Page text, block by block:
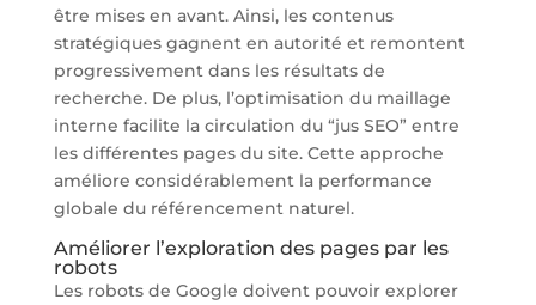
être mises en avant. Ainsi, les contenus
stratégiques gagnent en autorité et remontent
progressivement dans les résultats de
recherche. De plus, l’optimisation du maillage
interne facilite la circulation du “jus SEO” entre
les différentes pages du site. Cette approche
améliore considérablement la performance
globale du référencement naturel.
Améliorer l’exploration des pages par les
robots
Les robots de Google doivent pouvoir explorer